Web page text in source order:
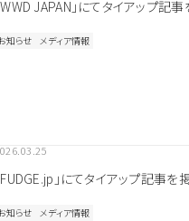
WWD JAPAN」にてタイアップ記
知らせ メディア情報
FUDGE.jp」にてタイアップ記事を
知らせ メディア情報